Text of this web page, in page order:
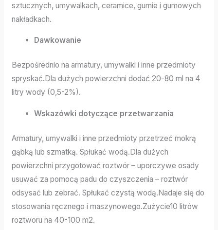
sztucznych, umywalkach, ceramice, gumie i gumowych
nakładkach.
Dawkowanie
Bezpośrednio na armatury, umywalki i inne przedmioty
spryskać.Dla dużych powierzchni dodać 20-80 ml na 4
litry wody (0,5-2%).
Wskazówki dotyczące przetwarzania
Armatury, umywalki i inne przedmioty przetrzeć mokrą
gąbką lub szmatką. Spłukać wodą.Dla dużych
powierzchni przygotować roztwór – uporczywe osady
usuwać za pomocą padu do czyszczenia – roztwór
odsysać lub zebrać. Spłukać czystą wodą.Nadaje się do
stosowania ręcznego i maszynowego.Zużycie10 litrów
roztworu na 40-100 m2.